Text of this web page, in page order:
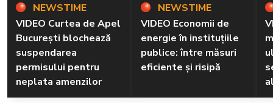
NEWSTIME
VIDEO Curtea de Apel
București blochează
suspendarea
permisului pentru
neplata amenzilor
NEWSTIME
VIDEO Economii de
energie în instituțiile
publice: între măsuri
eficiente și risipă